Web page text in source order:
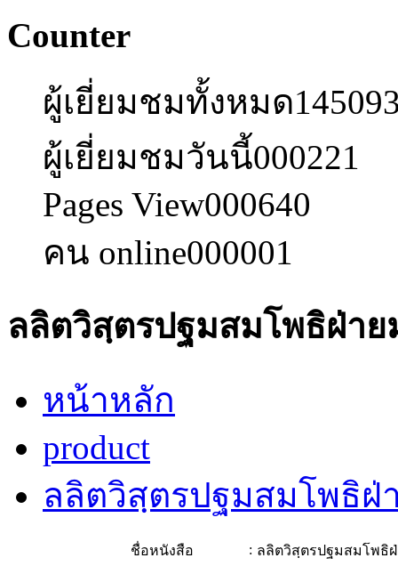
Counter
ผู้เยี่ยมชมทั้งหมด
ผู้เยี่ยมชมวันนี้000221
Pages View000640
คน online000001
ลลิตวิสฺตรปฐมสมโพธิฝ่า
หน้าหลัก
product
ลลิตวิสฺตรปฐมสมโพธิฝ่
ชื่อหนังสือ : ลลิตวิสฺตรปฐมสมโพธิ